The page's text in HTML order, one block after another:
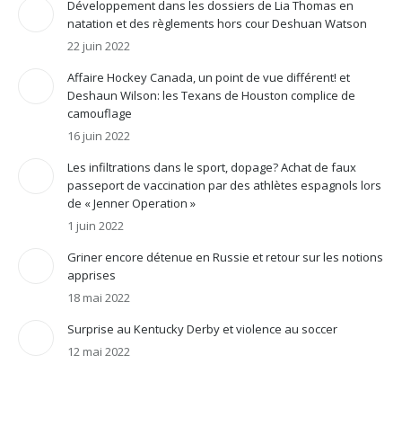
Développement dans les dossiers de Lia Thomas en
natation et des règlements hors cour Deshuan Watson
22 juin 2022
Affaire Hockey Canada, un point de vue différent! et
Deshaun Wilson: les Texans de Houston complice de
camouflage
16 juin 2022
Les infiltrations dans le sport, dopage? Achat de faux
passeport de vaccination par des athlètes espagnols lors
de « Jenner Operation »
1 juin 2022
Griner encore détenue en Russie et retour sur les notions
apprises
18 mai 2022
Surprise au Kentucky Derby et violence au soccer
12 mai 2022